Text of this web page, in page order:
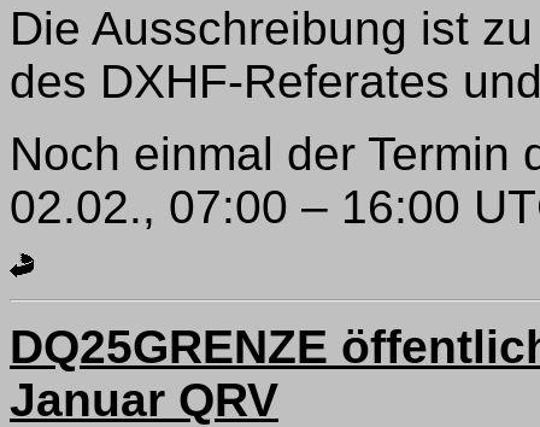
Die Ausschreibung ist
des DXHF-Referates
Noch einmal der Termin
02.02., 07:00 – 16:00
DQ25GRENZE
Januar QRV